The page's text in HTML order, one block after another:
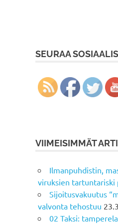
SEURAA
VIIMEISIMMÄT
Ilmanpuhdistin,
viruksien tartuntariski
Sijoitusvakuutus
valvonta tehostuu
02 Taksi: